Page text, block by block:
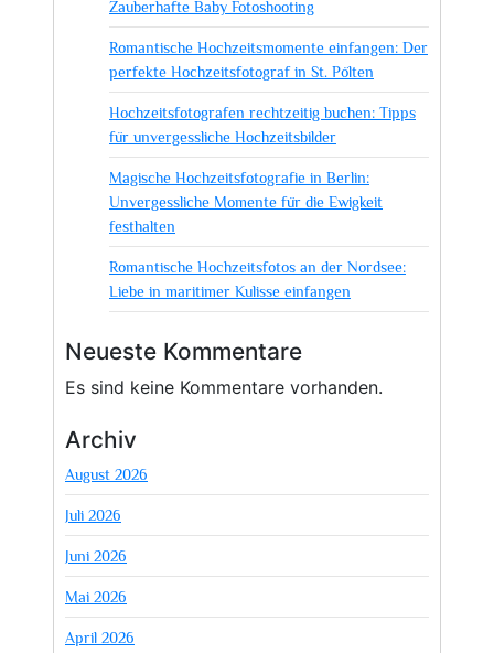
Zauberhafte Baby Fotoshooting
Romantische Hochzeitsmomente einfangen: Der
perfekte Hochzeitsfotograf in St. Pölten
Hochzeitsfotografen rechtzeitig buchen: Tipps
für unvergessliche Hochzeitsbilder
Magische Hochzeitsfotografie in Berlin:
Unvergessliche Momente für die Ewigkeit
festhalten
Romantische Hochzeitsfotos an der Nordsee:
Liebe in maritimer Kulisse einfangen
Neueste Kommentare
Es sind keine Kommentare vorhanden.
Archiv
August 2026
Juli 2026
Juni 2026
Mai 2026
April 2026